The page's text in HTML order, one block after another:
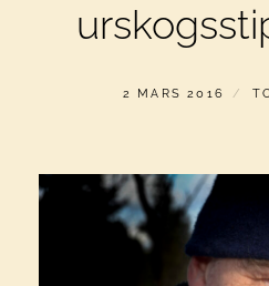
PUBLICERAT
2 MARS 2016 AV